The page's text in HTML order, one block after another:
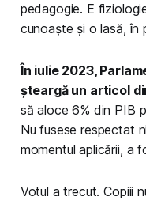
pedagogie. E
cunoaște și o lasă, în
În iulie 2023,
șteargă un articol
să aloce 6% din PIB
Nu fusese respectat
momentul aplicării, a
Votul a trecut. Copiii